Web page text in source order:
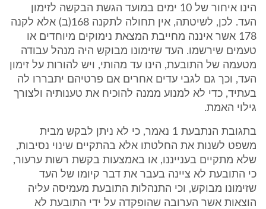
הינו איחור של 10 ימים במועד הגשת הבקשה לזימון
העד. לכן, לשיטתה, אין תחולה לתקנה 168(ב) אלא לקנה
178 אשר איננה מחייבת המצאת נימוקים מיוחדים או
טעמים שירשמו. העד שזימונו מבוקש היה מנהל עבודה
מטעמה של התובעת, הינו עד מהותי, ויש להורות על זימון
העד, וכך גם לגבי עדים אחרים אם פרטיהם יתבררו לה
בעתיד, כדי לא למנוע ממנה להוכיח את טענותיה ולצורך
גילוי האמת.
בתגובת הנתבעת 1 נאמר, כי לא ניתן לבקש מבית
משפט לשנות את החלטתו אלא בהתקיים שינוי נסיבות,
שלא מתקיים בענייננו, או באמצעות בקשת רשות ערעור,
כי התובעת לא ציינה בעבר את דבר קיומו של העד
שזימונו מבוקש, וכי התנהלות התובעת מעמיסה עליה
הוצאות אשר הערובה שהופקדה על ידי התובעת לא